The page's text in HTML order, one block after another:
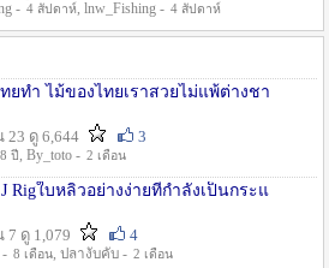
- 4 สัปดาห์, lnw_Fishing - 4 สัปดาห์
ยทำ ไม้ของไทยเราสวยไม่แพ้ต่างชา
23 ดู 6,644
3
8 ปี , By_toto - 2 เดือน
Rigใบหลิวอย่างง่ายที่กำลังเป็นกระแ
7 ดู 1,079
4
- 8 เดือน, ปลางับคับ - 2 เดือน